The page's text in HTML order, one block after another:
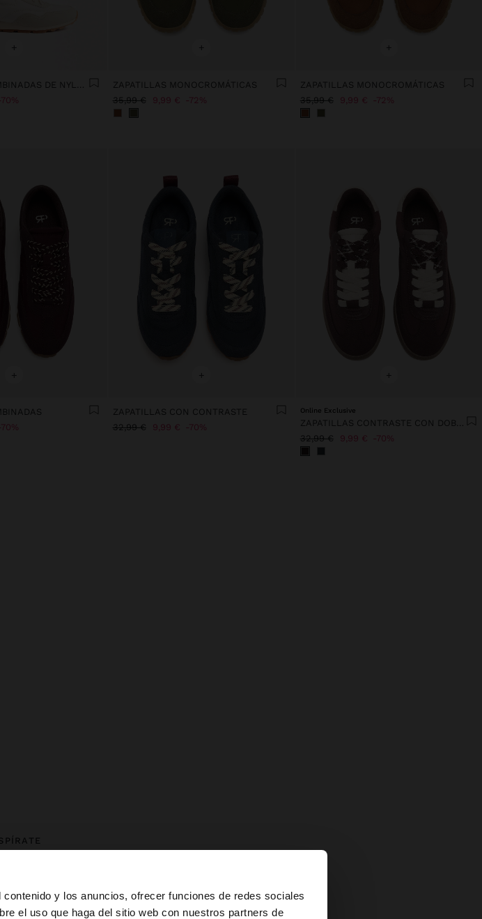
y los anuncios, ofrecer funciones de redes sociales
el uso que haga del sitio web con nuestros partners de
×
+
ZAPATILLAS COMBINADAS DE NYLON
70%
+
ZAPATILLAS MONOCROMÁTICAS
35,99 € 9,99 € 72%
+
ZAPATILLAS MONOCROMÁTICAS
35,99 € 9,99 € 72%
+
70%
+
ZAPATILLAS CON CONTRASTE
32,99 € 9,99 € 70%
+
Online Exclusive
ZAPATILLAS CONTRASTE CON DOBLE CORDÓN
32,99 € 9,99 € 70%
y explora nuestra nueva